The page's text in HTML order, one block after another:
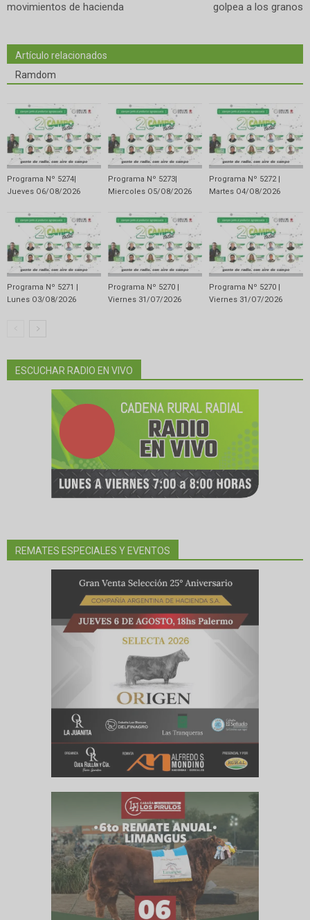
movimientos de hacienda
golpea a los granos
Artículo relacionados
Ramdom
Programa Nº 5274|
Jueves O6/O8/2O26
Programa Nº 5273|
Miercoles O5/O8/2O26
Programa Nº 5272 |
Martes O4/O8/2O26
Programa Nº 5271 |
Lunes O3/O8/2O26
Programa Nº 5270 |
Viernes 31/O7/2O26
Programa Nº 5270 |
Viernes 31/O7/2O26
ESCUCHAR RADIO EN VIVO
REMATES ESPECIALES Y EVENTOS